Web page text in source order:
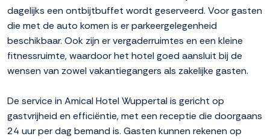
dagelijks een ontbijtbuffet wordt geserveerd. Voor gasten
die met de auto komen is er parkeergelegenheid
beschikbaar. Ook zijn er vergaderruimtes en een kleine
fitnessruimte, waardoor het hotel goed aansluit bij de
wensen van zowel vakantiegangers als zakelijke gasten.
De service in Amical Hotel Wuppertal is gericht op
gastvrijheid en efficiëntie, met een receptie die doorgaans
24 uur per dag bemand is. Gasten kunnen rekenen op